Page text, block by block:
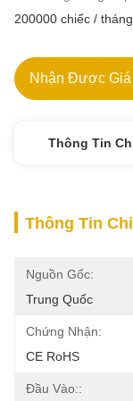
200000 chiếc / tháng
Thông Tin
Thông Tin
Nguồn Gốc:
Trung Quốc
Chứng Nhận:
CE RoHS
Đầu Vào::